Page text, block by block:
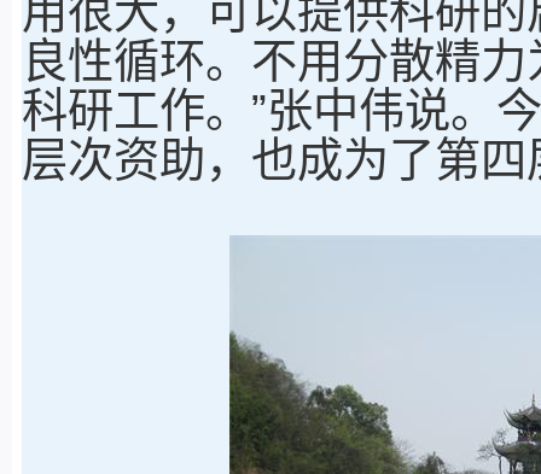
用很大，可以提供科研
良性循环。不用分散精
科研工作。”张中伟说。
层次资助，也成为了第